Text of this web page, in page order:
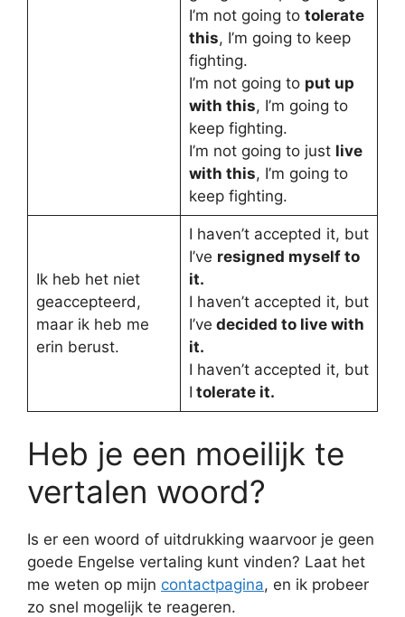
I’m not going to tolerate
this, I’m going to keep
fighting.
I’m not going to put up
with this, I’m going to
keep fighting.
I’m not going to just live
with this, I’m going to
keep fighting.
Ik heb het niet
geaccepteerd,
maar ik heb me
erin berust.
I haven’t accepted it, but
I’ve resigned myself to
it.
I haven’t accepted it, but
I’ve decided to live with
it.
I haven’t accepted it, but
I tolerate it.
Heb je een moeilijk te
vertalen woord?
Is er een woord of uitdrukking waarvoor je geen
goede Engelse vertaling kunt vinden? Laat het
me weten op mijn contactpagina, en ik probeer
zo snel mogelijk te reageren.